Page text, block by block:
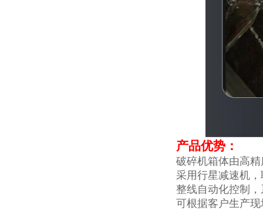
产品优势：
破碎机箱体由高
采用行星减速机
整线自动化控制
可根据客户生产